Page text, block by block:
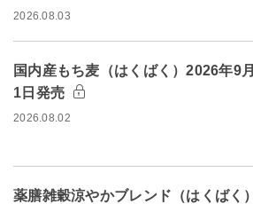
2026.08.03
国内産もち麦（はくばく）2026年9月
1日発売
2026.08.02
薬膳雑穀涼やかブレンド（はくばく）